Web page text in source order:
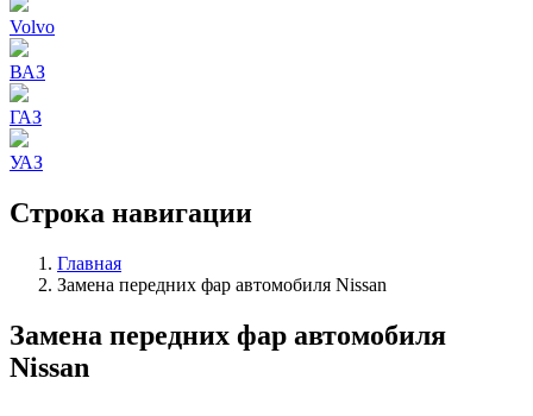
Volvo
ВАЗ
ГАЗ
УАЗ
Строка навигации
Главная
Замена передних фар автомобиля Nissan
Замена передних фар автомобиля
Nissan